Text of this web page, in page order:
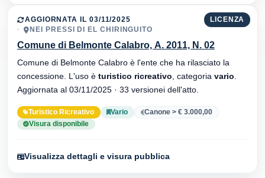
LICENZA
AGGIORNATA IL 03/11/2025
NEI PRESSI DI EL CHIRINGUITO
Comune di Belmonte Calabro, A. 2011, N. 02
Comune di Belmonte Calabro è l'ente che ha rilasciato la
concessione. L'uso è turistico ricreativo , categoria vario
Aggiornata al 03/11/2025 · 33 versionei dell'atto.
Turistico Ricreativo Vario
Canone > € 3.000,00
Visura disponibile
Visualizza dettagli e visura pubblica